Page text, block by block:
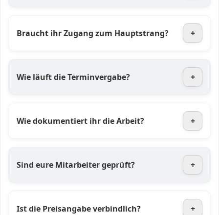
Braucht ihr Zugang zum Hauptstrang? +
Wie läuft die Terminvergabe? +
Wie dokumentiert ihr die Arbeit? +
Sind eure Mitarbeiter geprüft? +
Ist die Preisangabe verbindlich? +